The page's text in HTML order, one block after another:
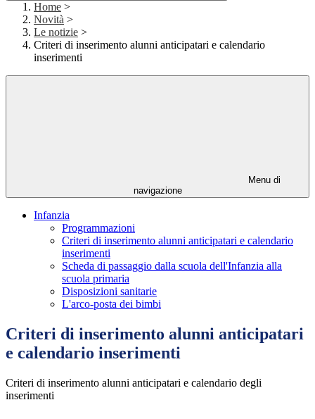
Home >
Novità >
Le notizie >
Criteri di inserimento alunni anticipatari e calendario
inserimenti
Menu di
navigazione
Infanzia
Programmazioni
Criteri di inserimento alunni anticipatari e calendario
inserimenti
Scheda di passaggio dalla scuola dell'Infanzia alla
scuola primaria
Disposizioni sanitarie
L'arco-posta dei bimbi
Criteri di inserimento alunni anticipatari
e calendario inserimenti
Criteri di inserimento alunni anticipatari e calendario degli
inserimenti